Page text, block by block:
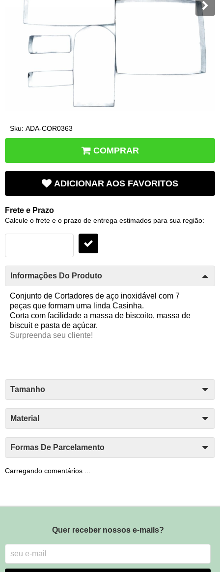
Sku: ADA-COR0363
COMPRAR
ADICIONAR AOS FAVORITOS
Frete e Prazo
Calcule o frete e o prazo de entrega estimados para sua região:
Informações Do Produto
Conjunto de Cortadores de aço inoxidável com 7
peças que formam uma linda Casinha.
Corta com facilidade a massa de biscoito, massa de
biscuit e pasta de açúcar.
Surpreenda seu cliente!
Tamanho
Material
Formas De Parcelamento
Carregando comentários ...
Quer receber nossos e-mails?